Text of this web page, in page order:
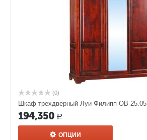
(0)
Шкаф трехдверный Луи Филипп ОВ 25.05
194,350 Р
ОПЦИИ